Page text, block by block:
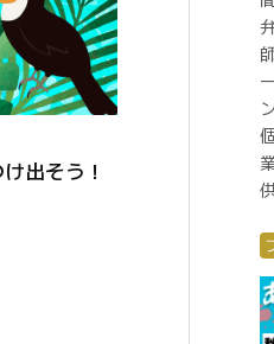
出そう！